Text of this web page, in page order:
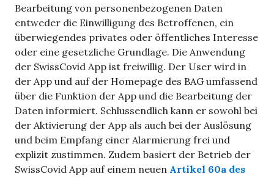
Bearbeitung von personenbezogenen Daten
entweder die Einwilligung des Betroffenen, ein
überwiegendes privates oder öffentliches Interesse
oder eine gesetzliche Grundlage. Die Anwendung
der SwissCovid App ist freiwillig. Der User wird in
der App und auf der Homepage des BAG umfassend
über die Funktion der App und die Bearbeitung der
Daten informiert. Schlussendlich kann er sowohl bei
der Aktivierung der App als auch bei der Auslösung
und beim Empfang einer Alarmierung frei und
explizit zustimmen. Zudem basiert der Betrieb der
SwissCovid App auf einem neuen Artikel 60a des